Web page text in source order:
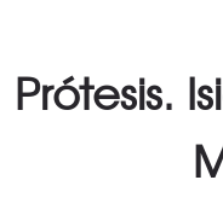
Prótesis.